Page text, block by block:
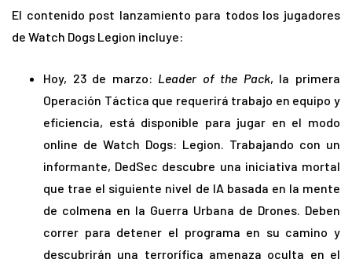
El contenido post lanzamiento para todos los jugadores
de Watch Dogs Legion incluye:
Hoy, 23 de marzo: Leader of the Pack, la primera
Operación Táctica que requerirá trabajo en equipo y
eficiencia, está disponible para jugar en el modo
online de Watch Dogs: Legion. Trabajando con un
informante, DedSec descubre una iniciativa mortal
que trae el siguiente nivel de IA basada en la mente
de colmena en la Guerra Urbana de Drones. Deben
correr para detener el programa en su camino y
descubrirán una terrorífica amenaza oculta en el